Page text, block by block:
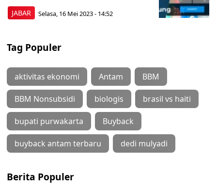
JABAR Selasa, 16 Mei 2023 - 14:52
Tag Populer
aktivitas ekonomi Antam BBM
BBM Nonsubsidi biologis brasil vs haiti
bupati purwakarta Buyback
buyback antam terbaru dedi mulyadi
Berita Populer